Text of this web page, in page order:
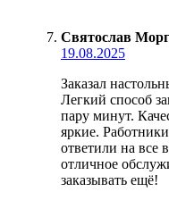
Святослав
19.08.2025
Заказал
Легкий способ
пару минут.
яркие.
ответили на все
отличное
заказывать ещё!